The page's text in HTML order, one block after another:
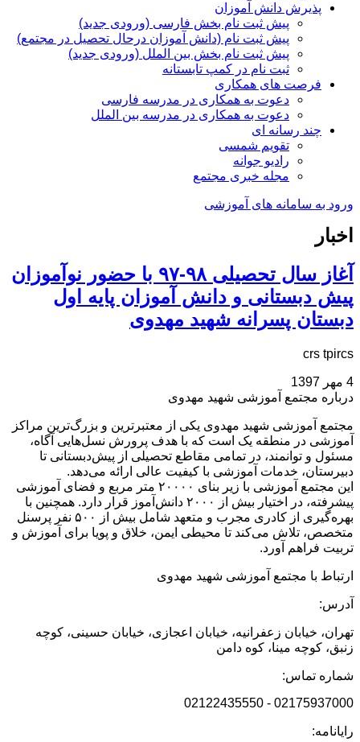
پذیرش دانش آموزان
پیش ثبت نام بخش فارسی (ورودی جدید)
پیش ثبت نام (دانش آموزان درحال تحصیل در مجتمع)
پیش ثبت نام بخش بین الملل (ورودی جدید)
ثبت نام در کمپ تابستانه
فرصت های همکاری
دعوت به همکاری در مدرسه فارسی
دعوت به همکاری در مدرسه بین الملل
چند رسانه ای
تقویم شمسی
رادیو جوانه
مجله خبری مجتمع
ورود به سامانه های آموزشی
اخبار
آغاز سال تحصیلی ۹۸-۹۷ با حضور نوآموزان
پیش دبستانی و دانش آموزان پایه اول
دبستان پسرانه شهید مهدوی
crs tpircs
4 مهر 1397
درباره مجتمع آموزشی شهید مهدوی
مجتمع آموزشی شهید مهدوی یکی از معتبرترین و بزرگ‌ترین مراکز
آموزشی در منطقه یک است که با هدف پرورش نسل‌هایی آگاه،
مسئول و توانمند، در تمامی مقاطع تحصیلی از پیش‌دبستانی تا
دبیرستان، خدمات آموزشی با کیفیت عالی ارائه می‌دهد.
این مجتمع آموزشی با زیر بنای ۲۰۰۰۰ متر مربع و فضای آموزشی
پیشرفته، در اختیار بیش از ۲۰۰۰ دانش‌آموز قرار دارد. همچنین با
بهره‌گیری از کادری مجرب و متعهد شامل بیش از ۵۰۰ نفر پرسنل
متخصص، تلاش می‌کند تا محیطی ایمن، خلاق و پویا برای آموزش و
تربیت فراهم آورد.
ارتباط با مجتمع آموزشی شهید مهدوی
آدرس:
تهران، خیابان زعفرانیه، خیابان اعجازی، خیابان حسینی، کوچه
زنبق، کوچه مینا، کوه دامن
شماره تماس:
02175937000 - 02122435550
رایانامه: